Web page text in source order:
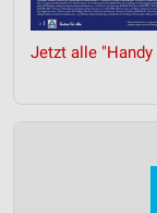
Jetzt alle "Handy